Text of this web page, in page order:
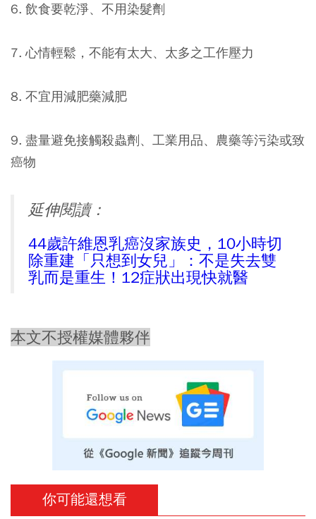
6. 飲食要乾淨、不用染髮劑
7. 心情輕鬆，不能有太大、太多之工作壓力
8. 不宜用減肥藥減肥
9. 盡量避免接觸殺蟲劑、工業用品、農藥等污染或致
癌物
延伸閱讀：
44歲許維恩乳癌沒家族史，10小時切
除重建「只想到女兒」：不是失去雙
乳而是重生！12症狀出現快就醫
本文不授權媒體夥伴
你可能還想看